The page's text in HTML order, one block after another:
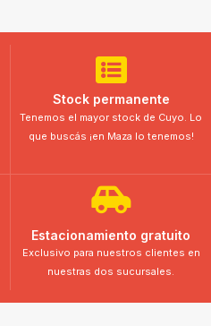
Stock permanente
Tenemos el mayor stock de Cuyo. Lo
que buscás ¡en Maza lo tenemos!
Estacionamiento gratuito
Exclusivo para nuestros clientes en
nuestras dos sucursales.